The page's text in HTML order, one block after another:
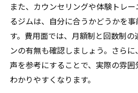
由
幽霊会員にならないパー
パーソナルジムで続けや
グループ利用でモチベー
方法
また、カウンセリングや体験トレ
るジムは、自分に合うかどうかを
す。費用面では、月額制と回数制
ンの有無も確認しましょう。さら
声を参考にすることで、実際の雰
わかりやすくなります。